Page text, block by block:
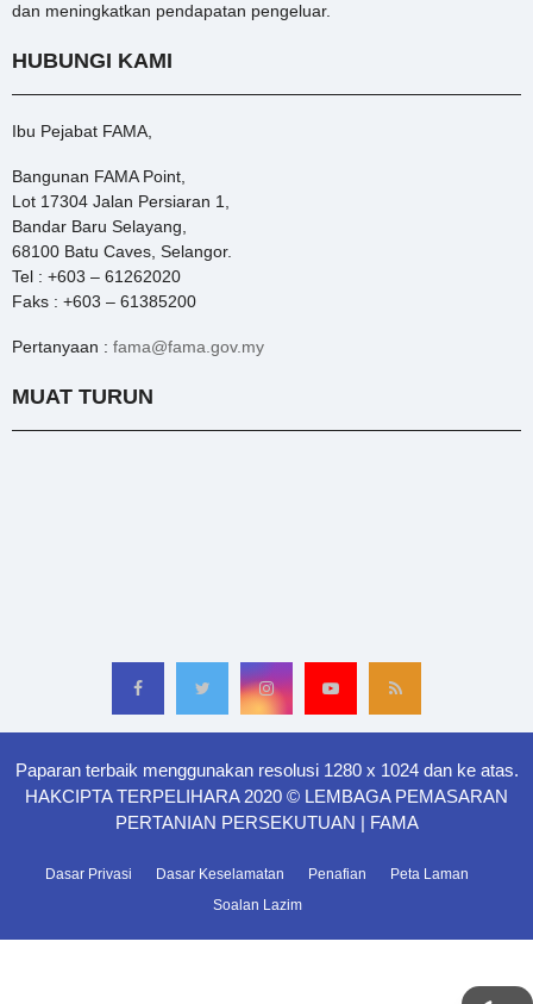
dan meningkatkan pendapatan pengeluar.
HUBUNGI KAMI
Ibu Pejabat FAMA,
Bangunan FAMA Point,
Lot 17304 Jalan Persiaran 1,
Bandar Baru Selayang,
68100 Batu Caves, Selangor.
Tel : +603 – 61262020
Faks : +603 – 61385200
Pertanyaan : fama@fama.gov.my
MUAT TURUN
Paparan terbaik menggunakan resolusi 1280 x 1024 dan ke atas.
HAKCIPTA TERPELIHARA 2020 © LEMBAGA PEMASARAN
PERTANIAN PERSEKUTUAN | FAMA
Dasar Privasi Dasar Keselamatan Penafian
Peta Laman
Soalan Lazim